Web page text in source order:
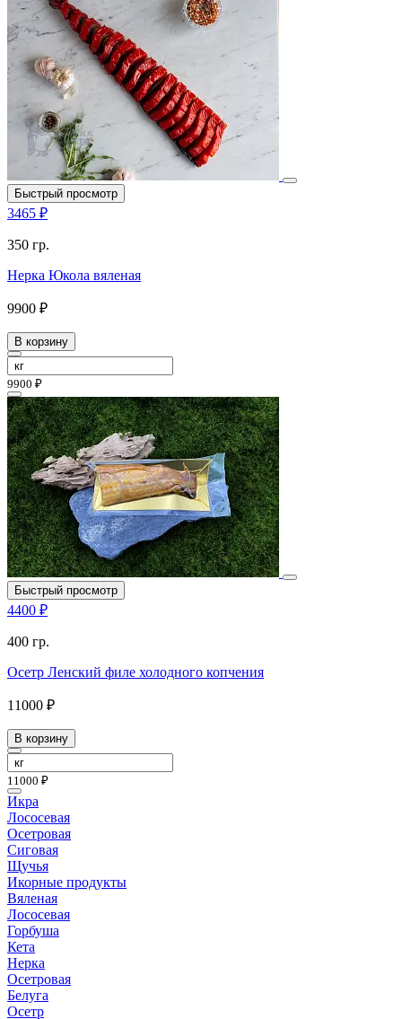
Быстрый просмотр
3465 ₽
350 гр.
Нерка Юкола вяленая
9900 ₽
В корзину
9900 ₽
Быстрый просмотр
4400 ₽
400 гр.
Осетр Ленский филе холодного копчения
11000 ₽
В корзину
11000 ₽
Икра
Лососевая
Осетровая
Сиговая
Щучья
Икорные продукты
Вяленая
Лососевая
Горбуша
Кета
Нерка
Осетровая
Белуга
Осетр